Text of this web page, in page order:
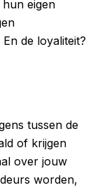
eigen
de loyaliteit?
tussen de
of krijgen
over jouw
worden,